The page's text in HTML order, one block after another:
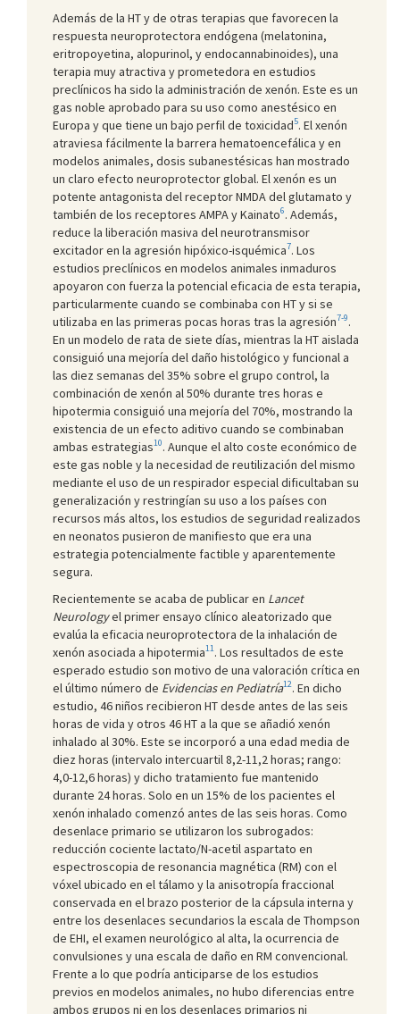
Además de la HT y de otras terapias que favorecen la
respuesta neuroprotectora endógena (melatonina,
eritropoyetina, alopurinol, y endocannabinoides), una
terapia muy atractiva y prometedora en estudios
preclínicos ha sido la administración de xenón. Este es un
gas noble aprobado para su uso como anestésico en
Europa y que tiene un bajo perfil de toxicidad5. El xenón
atraviesa fácilmente la barrera hematoencefálica y en
modelos animales, dosis subanestésicas han mostrado
un claro efecto neuroprotector global. El xenón es un
potente antagonista del receptor NMDA del glutamato y
también de los receptores AMPA y Kainato6. Además,
reduce la liberación masiva del neurotransmisor
excitador en la agresión hipóxico-isquémica7. Los
estudios preclínicos en modelos animales inmaduros
apoyaron con fuerza la potencial eficacia de esta terapia,
particularmente cuando se combinaba con HT y si se
utilizaba en las primeras pocas horas tras la agresión7-9.
En un modelo de rata de siete días, mientras la HT aislada
consiguió una mejoría del daño histológico y funcional a
las diez semanas del 35% sobre el grupo control, la
combinación de xenón al 50% durante tres horas e
hipotermia consiguió una mejoría del 70%, mostrando la
existencia de un efecto aditivo cuando se combinaban
ambas estrategias10. Aunque el alto coste económico de
este gas noble y la necesidad de reutilización del mismo
mediante el uso de un respirador especial dificultaban su
generalización y restringían su uso a los países con
recursos más altos, los estudios de seguridad realizados
en neonatos pusieron de manifiesto que era una
estrategia potencialmente factible y aparentemente
segura.
Recientemente se acaba de publicar en Lancet
Neurologyel primer ensayo clínico aleatorizado que
evalúa la eficacia neuroprotectora de la inhalación de
xenón asociada a hipotermia11. Los resultados de este
esperado estudio son motivo de una valoración crítica en
el último número de Evidencias en Pediatría12. En dicho
estudio, 46 niños recibieron HT desde antes de las seis
horas de vida y otros 46 HT a la que se añadió xenón
inhalado al 30%. Este se incorporó a una edad media de
diez horas (intervalo intercuartil 8,2-11,2 horas; rango:
4,0-12,6 horas) y dicho tratamiento fue mantenido
durante 24 horas. Solo en un 15% de los pacientes el
xenón inhalado comenzó antes de las seis horas. Como
desenlace primario se utilizaron los subrogados:
reducción cociente lactato/N-acetil aspartato en
espectroscopia de resonancia magnética (RM) con el
vóxel ubicado en el tálamo y la anisotropía fraccional
conservada en el brazo posterior de la cápsula interna y
entre los desenlaces secundarios la escala de Thompson
de EHI, el examen neurológico al alta, la ocurrencia de
convulsiones y una escala de daño en RM convencional.
Frente a lo que podría anticiparse de los estudios
previos en modelos animales, no hubo diferencias entre
ambos grupos ni en los desenlaces primarios ni